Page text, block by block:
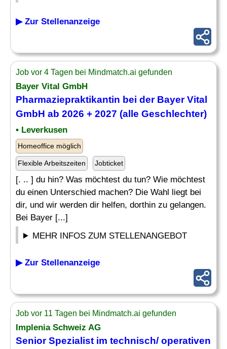
▶ Zur Stellenanzeige
Job vor 4 Tagen bei Mindmatch.ai gefunden
Bayer Vital GmbH
Pharmaziepraktikantin bei der Bayer Vital
GmbH ab 2026 + 2027 (alle Geschlechter)
• Leverkusen
Homeoffice möglich
Flexible Arbeitszeiten Jobticket
[. .. ] du hin? Was möchtest du tun? Wie möchtest
du einen Unterschied machen? Die Wahl liegt bei
dir, und wir werden dir helfen, dorthin zu gelangen.
Bei Bayer [...]
MEHR INFOS ZUM STELLENANGEBOT
▶ Zur Stellenanzeige
Job vor 11 Tagen bei Mindmatch.ai gefunden
Implenia Schweiz AG
SeniorSpezialist im technisch/ operativen